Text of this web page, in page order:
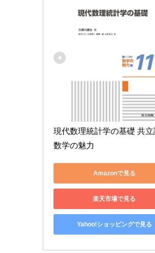
現代数理統計学の基礎 共立
数学の魅力
Amazonで見る
楽天市場で見る
Yahoo!ショッピングで見る